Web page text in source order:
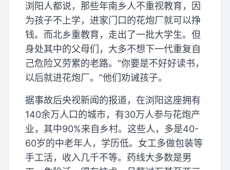
浏阳人都说，那些年南乡人不重视教育，因
为孩子不上学，进家门口的花炮厂就可以挣
钱。而北乡重教育，走出了一批大学生。但
身处其中的父母们，大多不想下一代重复自
己危险又劳累的老路。“你要是不好好读书，
以后就进花炮厂。”他们劝诫孩子。
据事故后央视新闻的报道，在浏阳这座拥有
140余万人口的城市，有30万人参与花炮产
业，其中90%来自乡村。这些人，多是40-
60岁的中老年人，学历低。女工多做包装等
手工活，收入几千不等。药线大多数是男